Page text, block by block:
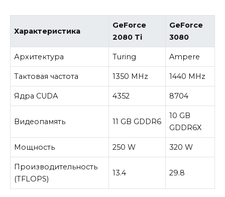
Характеристика
GeForce
2080 Ti
GeForce
3080
Архитектура Turing Ampere
Тактовая частота 1350 MHz 1440 MHz
Ядра CUDA 4352 8704
Видеопамять 11 GB GDDR6
10 GB
GDDR6X
Мощность 250 W 320 W
Производительность
(TFLOPS)
13.4 29.8